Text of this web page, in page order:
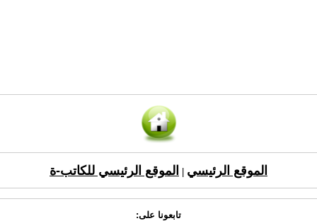
الموقع الرئيسي الموقع الرئيسي للكاتب-ة
تابعونا على: